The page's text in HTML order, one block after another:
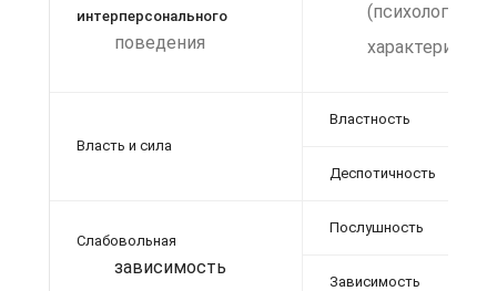
интерперсонального
поведения
характеристик)
Власть и сила
Властность
Деспотичность
Слабовольная
зависимость
Послушность
Зависимость